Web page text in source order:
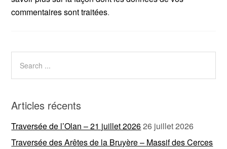
commentaires sont traitées.
Articles récents
Traversée de l’Olan – 21 juillet 202626 juillet 2026
Traversée des Arêtes de la Bruyère – Massif des Cerces